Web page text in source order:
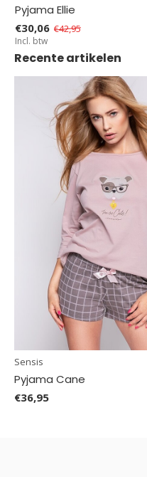
Pyjama Ellie
€30,06 €42,95
Incl. btw
Recente artikelen
Sensis
Pyjama Cane
€36,95